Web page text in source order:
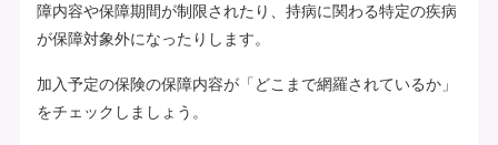
障内容や保障期間が制限されたり、持病に関わる特定の疾病
が保障対象外になったりします。
加入予定の保険の保障内容が「どこまで網羅されているか」
をチェックしましょう。